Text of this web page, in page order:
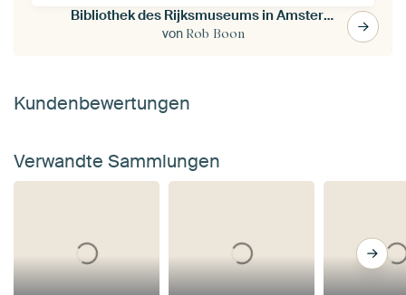
Bibliothek des Rijksmuseums in Amsterdam
von Rob Boon
Kundenbewertungen
Verwandte Sammlungen